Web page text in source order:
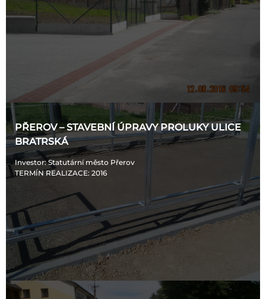
PŘEROV – STAVEBNÍ ÚPRAVY PROLUKY ULICE
BRATRSKÁ
Investor: Statutární město Přerov
TERMÍN REALIZACE: 2016